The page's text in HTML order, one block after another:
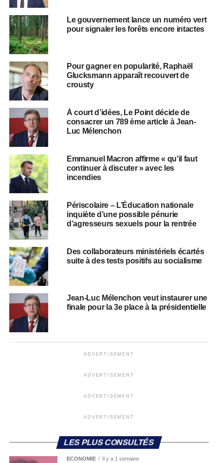
Le gouvernement lance un numéro vert
pour signaler les forêts encore intactes
Pour gagner en popularité, Raphaël
Glucksmann apparaît recouvert de
crousty
À court d’idées, Le Point décide de
consacrer un 789 ème article à Jean-
Luc Mélenchon
Emmanuel Macron affirme « qu’il faut
continuer à discuter » avec les
incendies
Périscolaire – L’Éducation nationale
inquiète d’une possible pénurie
d’agresseurs sexuels pour la rentrée
Des collaborateurs ministériels écartés
suite à des tests positifs au socialisme
Jean-Luc Mélenchon veut instaurer une
finale pour la 3e place à la présidentielle
ADVERTISEMENT
ADVERTISEMENT
ADVERTISEMENT
ADVERTISEMENT
LES PLUS CONSULTÉS
ECONOMIE Il y a 1 semaine